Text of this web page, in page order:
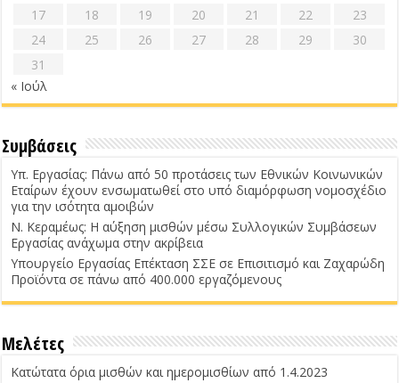
17
18 19 20 21 22
23
24
25 26 27 28 29
30
31
« Ιούλ
Συμβάσεις
Υπ. Εργασίας: Πάνω από 50 προτάσεις των Εθνικών Κοινωνικών
Εταίρων έχουν ενσωματωθεί στο υπό διαμόρφωση νομοσχέδιο
για την ισότητα αμοιβών
Ν. Κεραμέως: Η αύξηση μισθών μέσω Συλλογικών Συμβάσεων
Εργασίας ανάχωμα στην ακρίβεια
Υπουργείο Εργασίας Επέκταση ΣΣΕ σε Επισιτισμό και Ζαχαρώδη
Προϊόντα σε πάνω από 400.000 εργαζόμενους
Μελέτες
Κατώτατα όρια μισθών και ημερομισθίων από 1.4.2023